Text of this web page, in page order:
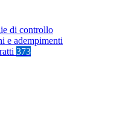
di controllo
e adempimenti
373